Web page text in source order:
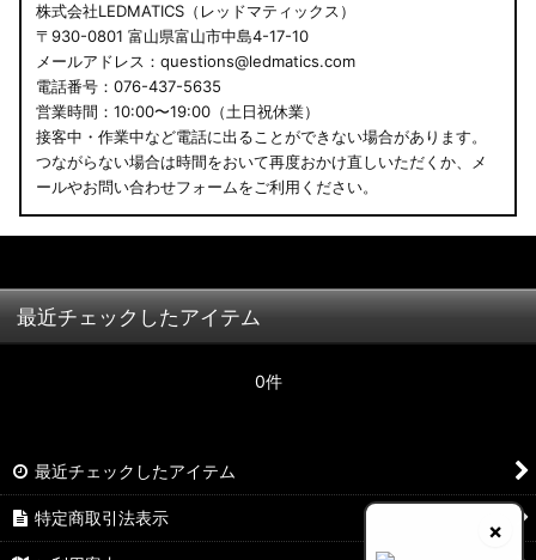
株式会社LEDMATICS（レッドマティックス）
〒930-0801 富山県富山市中島4-17-10
メールアドレス：questions@ledmatics.com
電話番号：076-437-5635
営業時間：10:00〜19:00（土日祝休業）
接客中・作業中など電話に出ることができない場合があります。
つながらない場合は時間をおいて再度おかけ直しいただくか、メ
ールやお問い合わせフォームをご利用ください。
×
最近チェックしたアイテム
0件
最近チェックしたアイテム
特定商取引法表示